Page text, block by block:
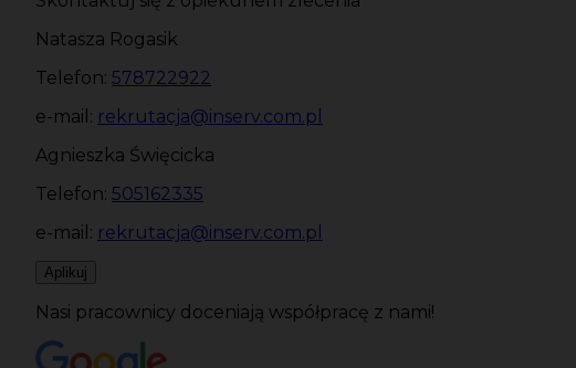
Natasza Rogasik
Telefon: 578722922
e-mail: rekrutacja@inserv.com.pl
Agnieszka Święcicka
Telefon: 505162335
e-mail: rekrutacja@inserv.com.pl
Aplikuj
Nasi pracownicy doceniają współpracę z nami!